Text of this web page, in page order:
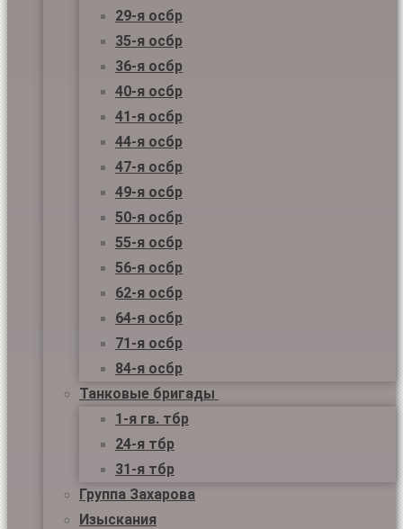
29-я осбр
35-я осбр
36-я осбр
40-я осбр
41-я осбр
44-я осбр
47-я осбр
49-я осбр
50-я осбр
55-я осбр
56-я осбр
62-я осбр
64-я осбр
71-я осбр
84-я осбр
Танковые бригады
1-я гв. тбр
24-я тбр
31-я тбр
Группа Захарова
Изыскания